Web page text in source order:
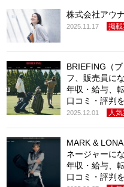
株式会社アウ
2025.11.17 掲
BRIEFING（
フ、販売員に
年収・給与、
口コミ・評判
2025.12.01 人
MARK &
ネージャーに
年収・給与、
口コミ・評判